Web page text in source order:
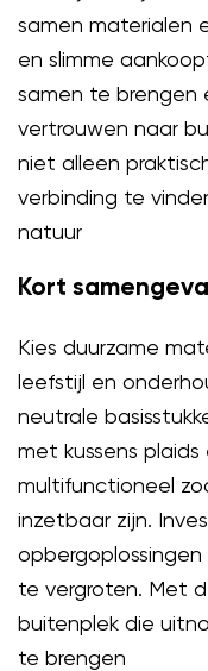
samen materialen
en slimme
samen te brengen
vertrouwen naar
niet alleen
verbinding te
natuur
Kort
Kies duurzame
leefstijl en
neutrale
met kussens
multifunctioneel
inzetbaar zijn.
te vergroten. Met
buitenplek die
te brengen